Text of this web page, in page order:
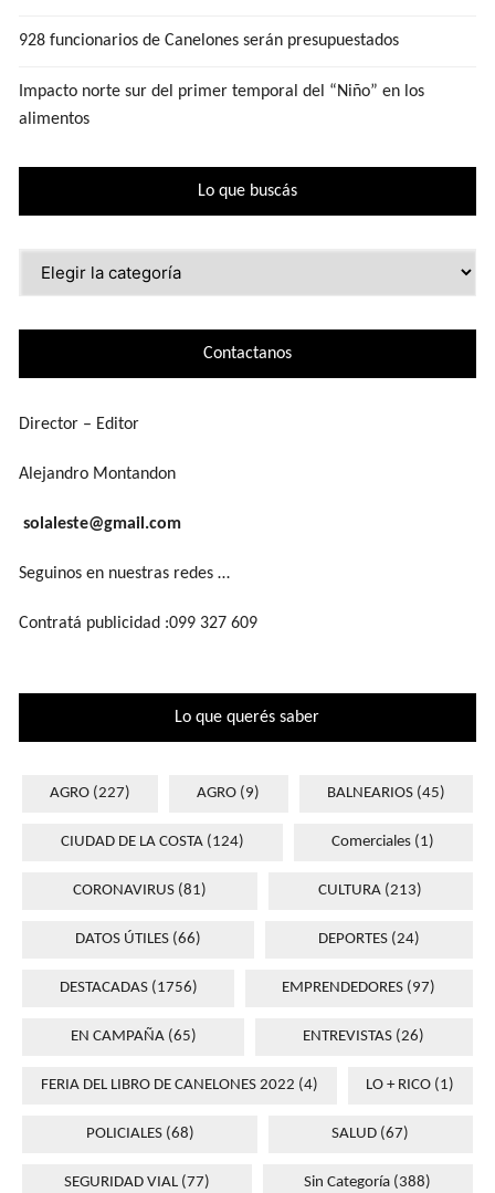
928 funcionarios de Canelones serán presupuestados
Impacto norte sur del primer temporal del “Niño” en los
alimentos
Lo que buscás
Contactanos
Director – Editor
Alejandro Montandon
solaleste@gmail.com
Seguinos en nuestras redes …
Contratá publicidad :099 327 609
Lo que querés saber
AGRO (227) AGRO (9) BALNEARIOS(45)
CIUDAD DE LA COSTA(124) Comerciales (1)
CORONAVIRUS(81) CULTURA (213)
DATOS ÚTILES (66) DEPORTES(24)
DESTACADAS(1756) EMPRENDEDORES (97)
EN CAMPAÑA(65) ENTREVISTAS (26)
FERIA DEL LIBRO DE CANELONES 2022 (4) LO + RICO (1)
POLICIALES(68) SALUD (67)
SEGURIDAD VIAL(77) Sin Categoría (388)